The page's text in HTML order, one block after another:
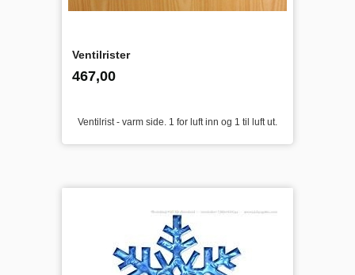
Ventilrister
Pris
467,00mva.
Ventilrist - varm side. 1 for luft inn og 1 til luft ut.